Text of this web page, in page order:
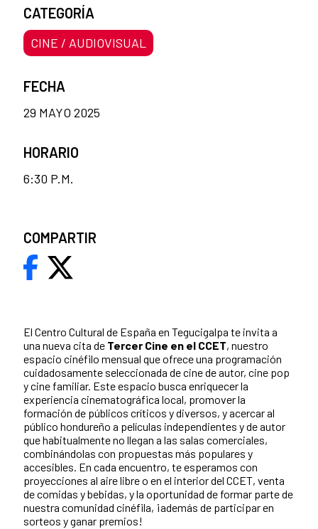
El Centro Cultural de España en Tegucigalpa te invita a
una nueva cita de Tercer Cine en el CCET, nuestro
espacio cinéfilo mensual que ofrece una programación
cuidadosamente seleccionada de cine de autor, cine pop
y cine familiar. Este espacio busca enriquecer la
experiencia cinematográfica local, promover la
formación de públicos críticos y diversos, y acercar al
público hondureño a películas independientes y de autor
que habitualmente no llegan a las salas comerciales,
combinándolas con propuestas más populares y
accesibles. En cada encuentro, te esperamos con
proyecciones al aire libre o en el interior del CCET, venta
de comidas y bebidas, y la oportunidad de formar parte de
nuestra comunidad cinéfila, ¡además de participar en
sorteos y ganar premios!
CATEGORÍA
CINE / AUDIOVISUAL
FECHA
29 MAYO 2025
HORARIO
6:30 P.M.
COMPARTIR